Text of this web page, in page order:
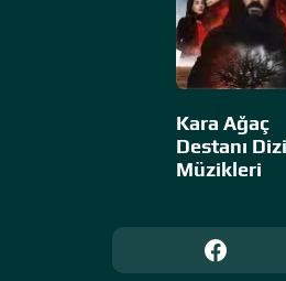
Kara Ağaç
Destanı Dizi
Müzikleri